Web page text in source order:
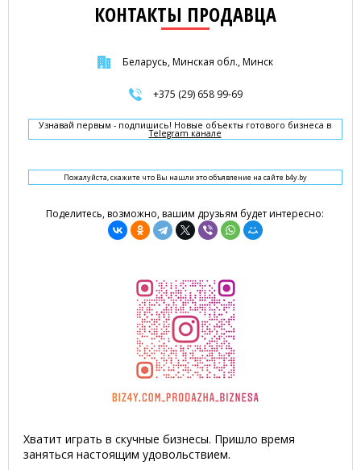
КОНТАКТЫ ПРОДАВЦА
Беларусь, Минская обл., Минск
+375 (29) 658 99-69
Узнавай первым - подпишись! Новые объекты готового бизнеса в
Telegram канале
Пожалуйста, скажите что Вы нашли это объявление на сайте b4y.by
Поделитесь, возможно, вашим друзьям будет интересно:
Хватит играть в скучные бизнесы. Пришло время
заняться настоящим удовольствием.